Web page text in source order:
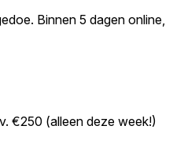
Binnen 5 dagen online,
€250 (alleen deze week!)